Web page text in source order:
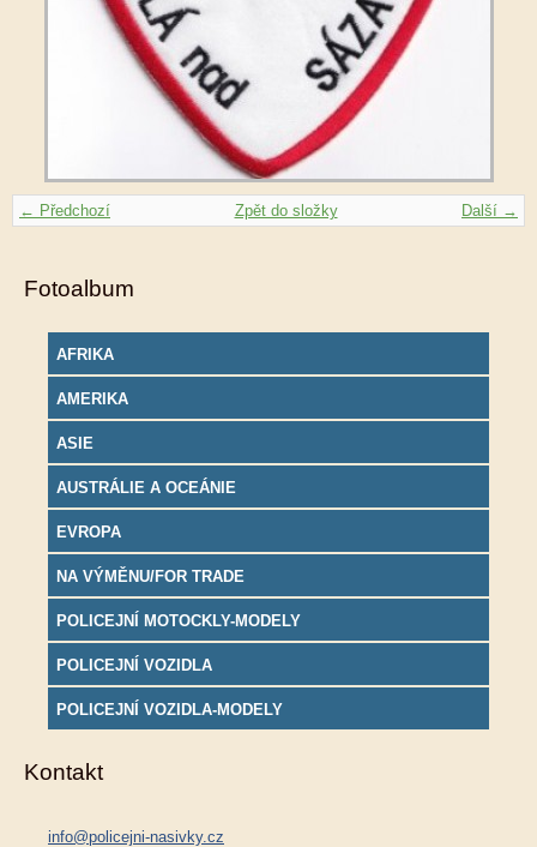
← Předchozí Další →
Zpět do složky
Fotoalbum
AFRIKA
AMERIKA
ASIE
AUSTRÁLIE A OCEÁNIE
EVROPA
NA VÝMĚNU/FOR TRADE
POLICEJNÍ MOTOCKLY-MODELY
POLICEJNÍ VOZIDLA
POLICEJNÍ VOZIDLA-MODELY
Kontakt
info@policejni-nasivky.cz